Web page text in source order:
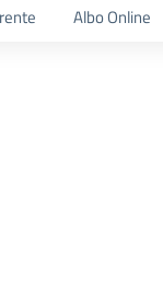
Albo Online